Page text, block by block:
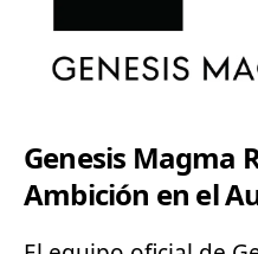
Genesis Magma
Ambición en el